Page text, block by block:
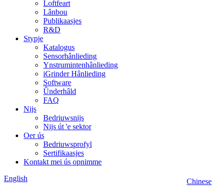
Loftfeart
Lânbou
Publikaasjes
R&D
Stypje
Katalogus
Sensorhânlieding
Ynstrumintenhânlieding
iGrinder Hânlieding
Software
Ûnderhâld
FAQ
Nijs
Bedriuwsnijs
Nijs út 'e sektor
Oer ús
Bedriuwsprofyl
Sertifikaasjes
Kontakt mei ús opnimme
Chinese
English